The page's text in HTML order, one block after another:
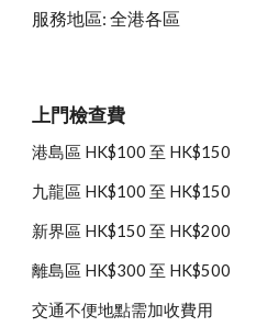
服務地區: 全港各區
上門檢查費
港島區 HK$100 至 HK$150
九龍區 HK$100 至 HK$150
新界區 HK$150 至 HK$200
離島區 HK$300 至 HK$500
交通不便地點需加收費用